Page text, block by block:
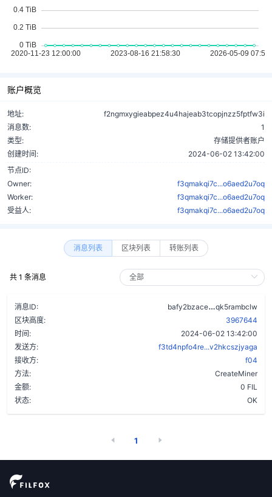
账户概览
地址:
f2ngmxygieabpez4u4hajeab3tcopjnzz5fptfw3i
消息数:
1
类型:
存储提供者账户
创建时间:
2024-06-02 13:42:00
节点ID:
Owner:
f3qmakqi7c...o6aed2u7oq
Worker:
f3qmakqi7c...o6aed2u7oq
受益人:
f3qmakqi7c...o6aed2u7oq
消息列表 区块列表 转账列表
共 1 条消息
消息ID: bafy2bzace
qk5rambclw
区块高度:
3967644
时间:
2024-06-02 13:42:00
发送方:
f3td4npfo4re...v2hkcszjyaga
接收方:
f04
方法:
CreateMiner
金额:
0 FIL
状态:
OK
1